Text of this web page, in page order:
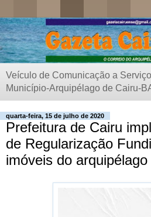
Veículo de Comunicação a
Município-Arquipélago de Cairu-
quarta-feira, 15 de julho de 2020
Prefeitura de Cairu
de Regularização
imóveis do arquipélago